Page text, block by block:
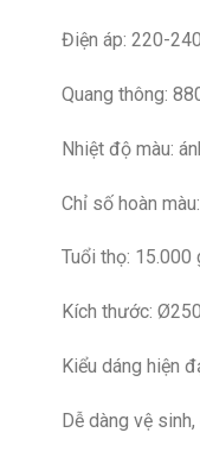
Điện áp: 220-
Quang thông:
Nhiệt độ màu:
Chỉ số hoàn
Tuổi thọ: 15.000
Kích thước:
Kiểu dáng hiện
Dễ dàng vệ